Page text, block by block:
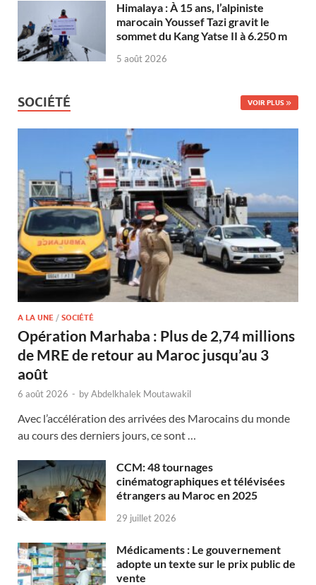
Himalaya : À 15 ans, l’alpiniste
marocain Youssef Tazi gravit le
sommet du Kang Yatse II à 6.250 m
5 août 2026
SOCIÉTÉ VOIR PLUS
A LA UNE / SOCIÉTÉ
Opération Marhaba : Plus de 2,74 millions
de MRE de retour au Maroc jusqu’au 3
août
6 août 2026 - byAbdelkhalek Moutawakil
Avec l’accélération des arrivées des Marocains du monde
au cours des derniers jours, ce sont …
CCM: 48 tournages
cinématographiques et télévisées
étrangers au Maroc en 2025
29 juillet 2026
Médicaments : Le gouvernement
adopte un texte sur le prix public de
vente